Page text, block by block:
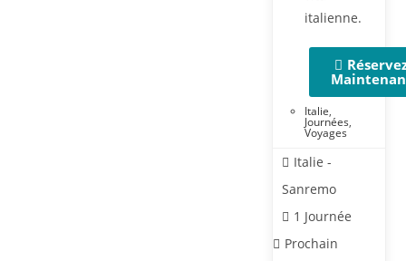
italienne.
Italie,
Journées,
Voyages
Italie -
Sanremo
1 Journée
Prochain